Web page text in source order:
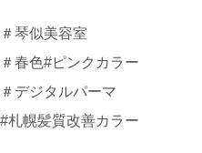
＃琴似美容室
＃春色#ピンクカラー
＃デジタルパーマ
#札幌髪質改善カラー